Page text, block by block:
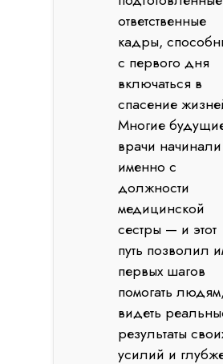
ответственные
кадры,
с первого дня
включаться в
спасение
Многие
врачи начинали
именно с
должности
медицинской
сестры — и этот
путь позволил
первых шагов
помогать людям,
видеть
результаты
усилий и